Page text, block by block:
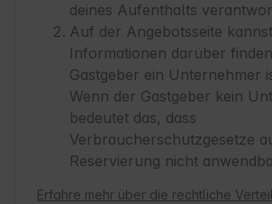
deines Aufenthalts
Auf der Angebotsseite
Informationen darüber
Gastgeber ein Unternehmer
Wenn der Gastgeber kein
bedeutet das, dass
Verbraucherschutzgesetze
Reservierung nicht
Erfahre mehr über die rechtliche